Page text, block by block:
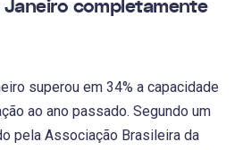
Janeiro completamente
superou em 34% a capacidade
ao ano passado. Segundo um
pela Associação Brasileira da